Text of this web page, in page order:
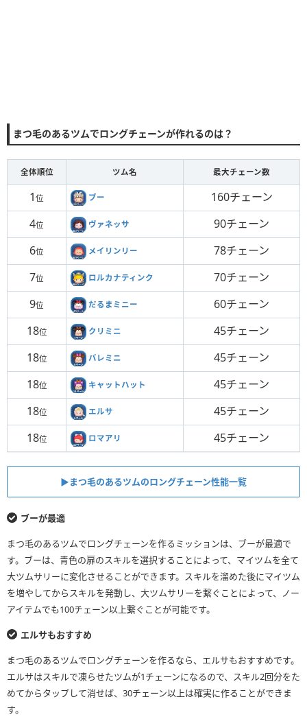
まつ毛のあるツムでロングチェーンが作れるのは？
全体順位 ツム名 最大チェーン数
1 位 ブー
160チェーン
4位 ヴァネッサ
90チェーン
6位 メイリンリー
78チェーン
7位 ロルカナティンク
70チェーン
9位 だるまミニー
60チェーン
18位 クリミニ
45チェーン
18位 バレミニ
45チェーン
18位 キャットハット
45チェーン
18位 エルサ
45チェーン
18位 ロマアリ 45チェーン
▶︎まつ毛のあるツムのロングチェーン性能一覧
ブーが最適
まつ毛のあるツムでロングチェーンを作るミッションは、ブーが最適で
す。ブーは、青色の扉のスキルを選択することによって、マイツムを全て
大ツムサリーに変化させることができます。スキルを溜めた後にマイツム
を増やしてからスキルを発動し、大ツムサリーを繋ぐことによって、ノー
アイテムでも100チェーン以上繋ぐことが可能です。
エルサもおすすめ
まつ毛のあるツムでロングチェーンを作るなら、エルサもおすすめです。
エルサはスキルで凍らせたツムが1チェーンになるので、スキル2回分をた
めてからタップして消せば、30チェーン以上は確実に作ることができま
す。